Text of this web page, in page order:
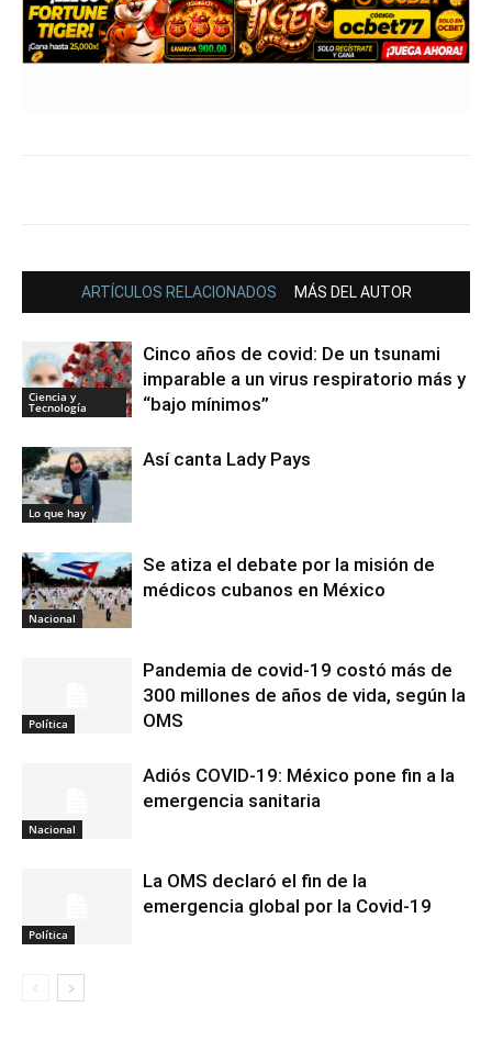
ARTÍCULOS RELACIONADOS MÁS DEL AUTOR
Ciencia y
Tecnología
Cinco años de covid: De un tsunami
imparable a un virus respiratorio más y
“bajo mínimos”
Lo que hay
Así canta Lady Pays
Nacional
Se atiza el debate por la misión de
médicos cubanos en México
Política
Pandemia de covid-19 costó más de
300 millones de años de vida, según la
OMS
Nacional
Adiós COVID-19: México pone fin a la
emergencia sanitaria
Política
La OMS declaró el fin de la
emergencia global por la Covid-19